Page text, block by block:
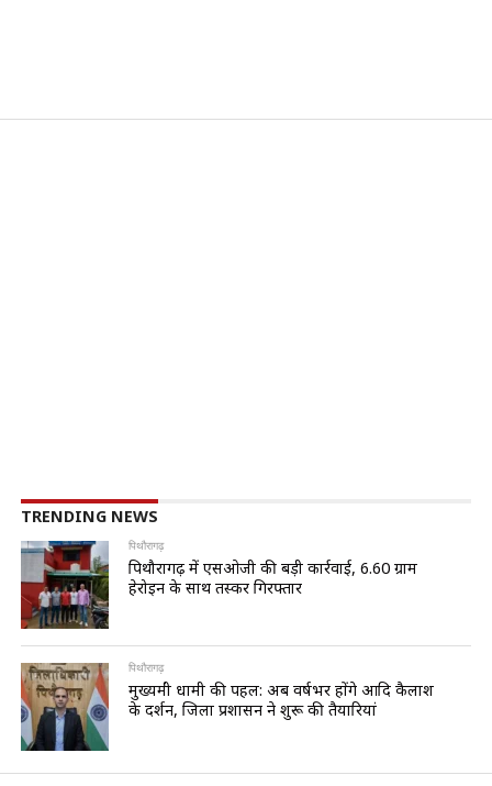
TRENDING NEWS
पिथौरागढ़
पिथौरागढ़ में एसओजी की बड़ी कार्रवाई, 6.60 ग्राम
हेरोइन के साथ तस्कर गिरफ्तार
पिथौरागढ़
मुख्यमंत्री धामी की पहल: अब वर्षभर होंगे आदि कैलाश
के दर्शन, जिला प्रशासन ने शुरू की तैयारियां